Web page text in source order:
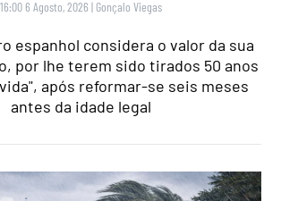
16:00 6 Agosto, 2026 | Gonçalo Viegas
espanhol considera o valor da sua
por lhe terem sido tirados 50 anos
após reformar-se seis meses
antes da idade legal